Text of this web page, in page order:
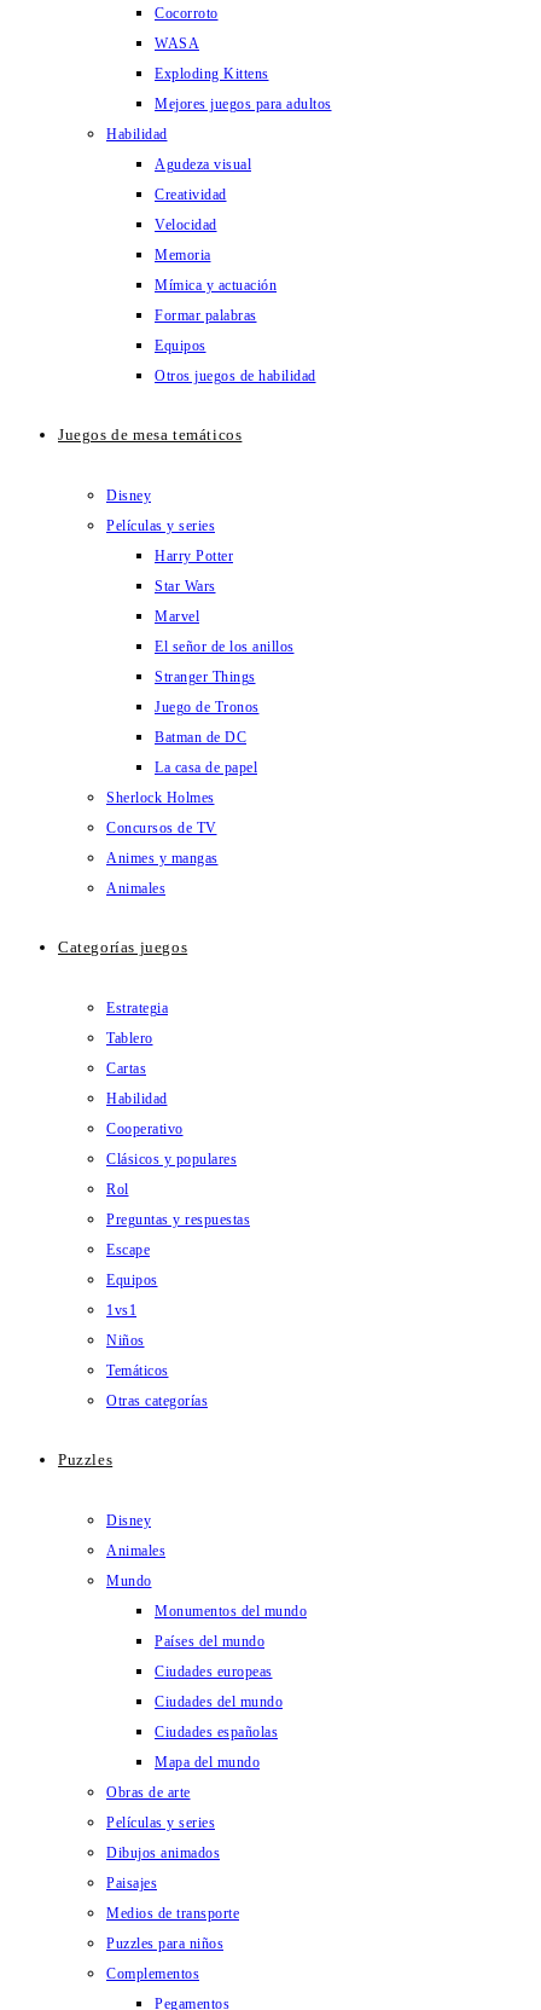
Cocorroto
WASA
Exploding Kittens
Mejores juegos para adultos
Habilidad
Agudeza visual
Creatividad
Velocidad
Memoria
Mímica y actuación
Formar palabras
Equipos
Otros juegos de habilidad
Juegos de mesa temáticos
Disney
Películas y series
Harry Potter
Star Wars
Marvel
El señor de los anillos
Stranger Things
Juego de Tronos
Batman de DC
La casa de papel
Sherlock Holmes
Concursos de TV
Animes y mangas
Animales
Categorías juegos
Estrategia
Tablero
Cartas
Habilidad
Cooperativo
Clásicos y populares
Rol
Preguntas y respuestas
Escape
Equipos
1vs1
Niños
Temáticos
Otras categorías
Puzzles
Disney
Animales
Mundo
Monumentos del mundo
Países del mundo
Ciudades europeas
Ciudades del mundo
Ciudades españolas
Mapa del mundo
Obras de arte
Películas y series
Dibujos animados
Paisajes
Medios de transporte
Puzzles para niños
Complementos
Pegamentos